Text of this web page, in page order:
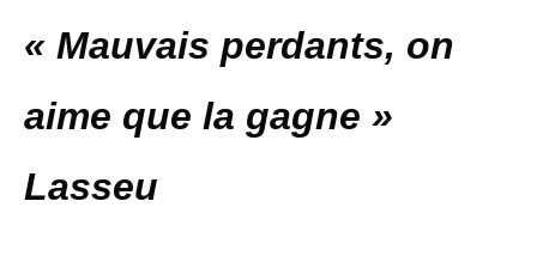
« Mauvais perdants, on
aime que la gagne »
Lasseu